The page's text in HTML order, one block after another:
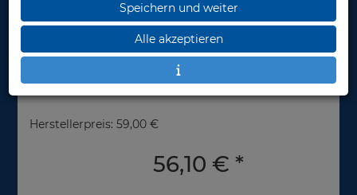
Herstellerpreis: 59,00 €
56,10 € *
Speichern und weiter
Alle akzeptieren